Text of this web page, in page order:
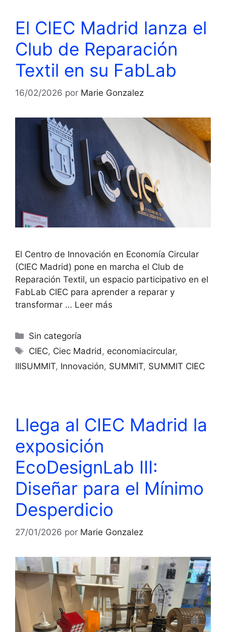
El CIEC Madrid lanza el
Club de Reparación
Textil en su FabLab
16/02/2026 por Marie Gonzalez
El Centro de Innovación en Economía Circular
(CIEC Madrid) pone en marcha el Club de
Reparación Textil, un espacio participativo en el
FabLab CIEC para aprender a reparar y
transformar … Leer más
Sin categoría
CIEC, Ciec Madrid, economiacircular,
IIISUMMIT, Innovación, SUMMIT, SUMMIT CIEC
Llega al CIEC Madrid la
exposición
EcoDesignLab III:
Diseñar para el Mínimo
Desperdicio
27/01/2026 por Marie Gonzalez